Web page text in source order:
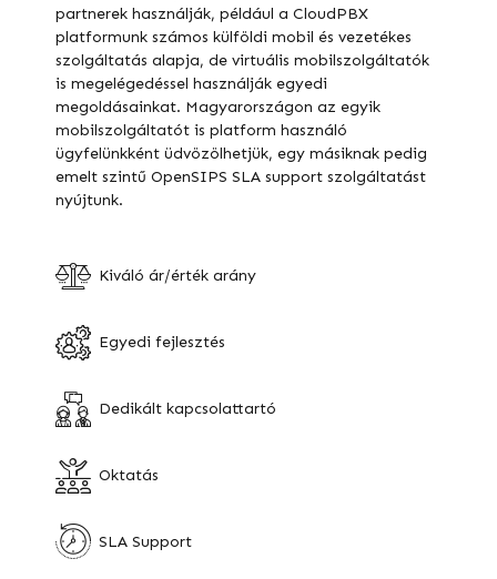
partnerek használják, például a CloudPBX
platformunk számos külföldi mobil és vezetékes
szolgáltatás alapja, de virtuális mobilszolgáltatók
is megelégedéssel használják egyedi
megoldásainkat. Magyarországon az egyik
mobilszolgáltatót is platform használó
ügyfelünkként üdvözölhetjük, egy másiknak pedig
emelt szintű OpenSIPS SLA support szolgáltatást
nyújtunk.
Kiváló ár/érték arány
Egyedi fejlesztés
Dedikált kapcsolattartó
Oktatás
SLA Support